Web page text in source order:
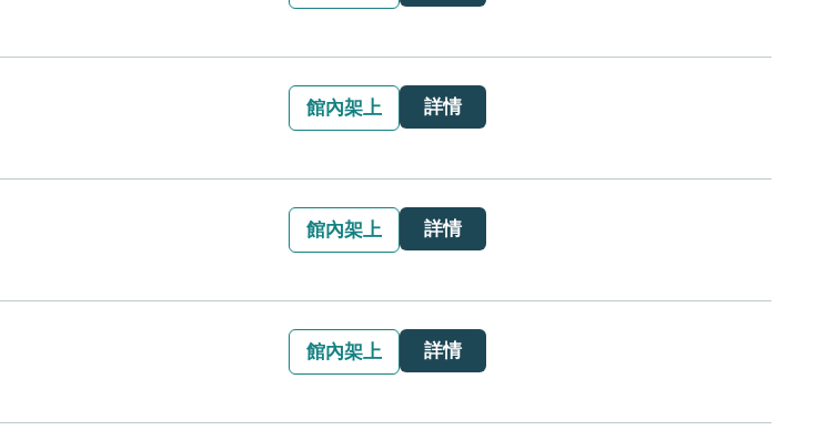
館內架上 詳情
館內架上 詳情
館內架上 詳情